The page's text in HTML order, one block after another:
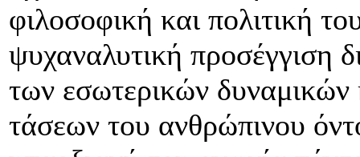
φιλοσοφική και πολιτική
ψυχαναλυτική προσέγγιση
των εσωτερικών
τάσεων του ανθρώπινου